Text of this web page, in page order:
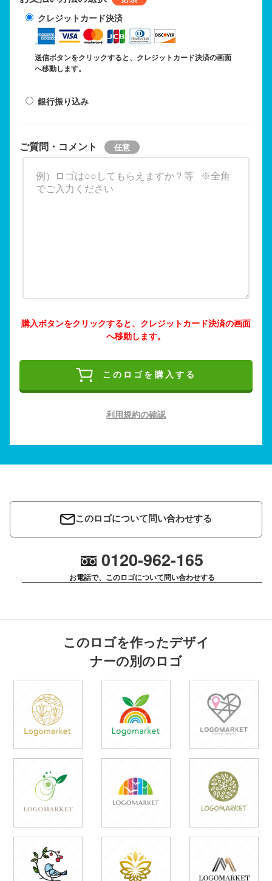
クレジットカード決済
送信ボタンをクリックすると、クレジットカード決済の画面
へ移動します。
銀行振り込み
ご質問・コメント
購入ボタンをクリックすると、クレジットカード決済の画面
へ移動します。
このロゴを購入する
利用規約の確認
このロゴについて問い合わせする
0120-962-165
お電話で、このロゴについて問い合わせする
このロゴを作ったデザイ
ナーの別のロゴ